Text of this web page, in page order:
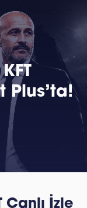
Plus’ta!
Canlı İzle